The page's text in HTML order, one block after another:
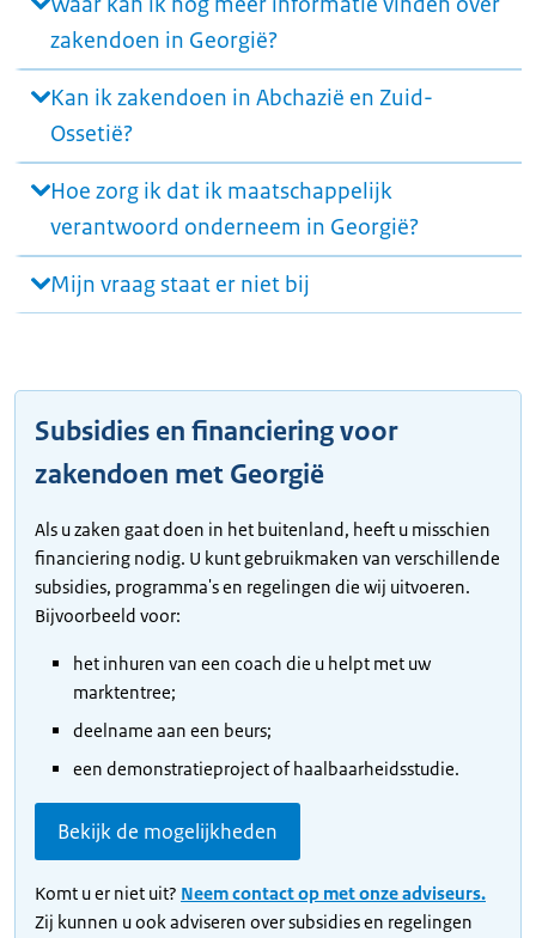
zakendoen in Georgië?
Kan ik zakendoen in Abchazië en Zuid-
Ossetië?
Hoe zorg ik dat ik maatschappelijk
verantwoord onderneem in Georgië?
Mijn vraag staat er niet bij
Subsidies en financiering voor
zakendoen met Georgië
Als u zaken gaat doen in het buitenland, heeft u misschien
financiering nodig. U kunt gebruikmaken van verschillende
subsidies, programma's en regelingen die wij uitvoeren.
Bijvoorbeeld voor:
het inhuren van een coach die u helpt met uw
marktentree;
deelname aan een beurs;
een demonstratieproject of haalbaarheidsstudie.
Bekijk de mogelijkheden
Komt u er niet uit? Neem contact op met onze adviseurs.
Zij kunnen u ook adviseren over subsidies en regelingen